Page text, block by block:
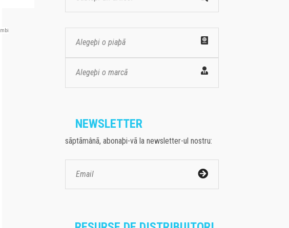
Alegeþi o piaþã
Alegeþi o marcã
NEWSLETTER
sãptãmânã, abonaþi-vã la newsletter-ul nostru: